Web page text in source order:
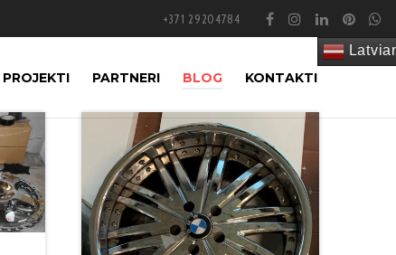
+371 29204784
PROJEKTI PARTNERI BLOG KONTAKTI